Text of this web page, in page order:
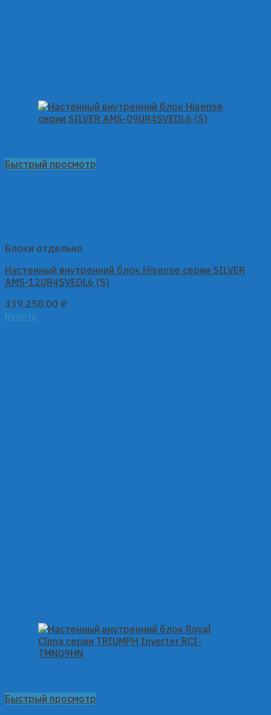
Быстрый просмотр
Блоки отдельно
Настенный внутренний блок Hisense серии SILVER
AMS-12UR4SVEDL6 (S)
339,250.00 ₽
Купить
Быстрый просмотр